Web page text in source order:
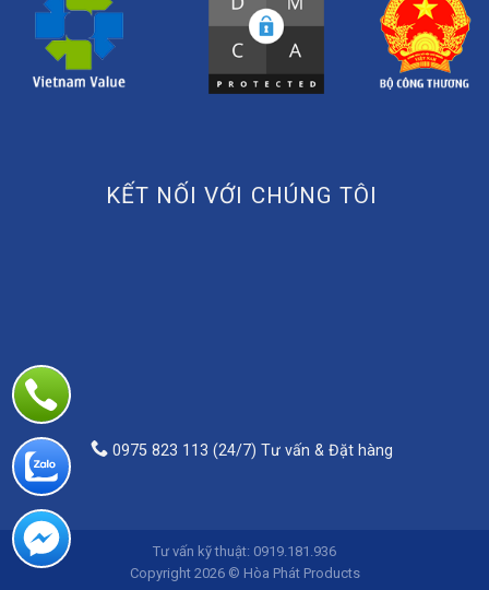
KẾT NỐI VỚI CHÚNG TÔI
0975 823 113 (24/7) Tư vấn & Đặt hàng
Tư vấn kỹ thuật: 0919.181.936
Copyright 2026 © Hòa Phát Products